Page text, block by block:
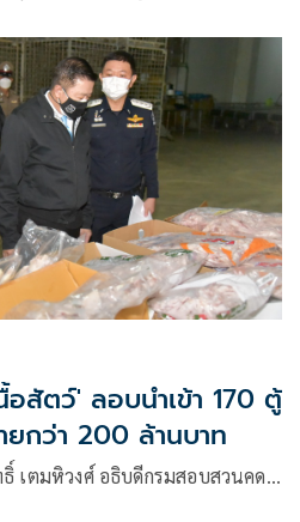
สัตว์' ลอบนำเข้า 170 ตู้
ยกว่า 200 ล้านบาท
เตมหิวงศ์ อธิบดีกรมสอบสวนคด…